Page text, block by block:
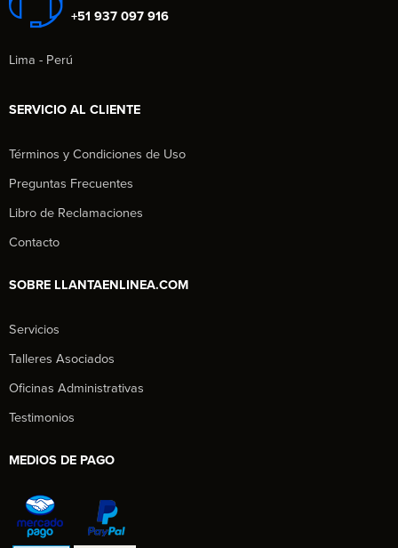
+51 937 097 916
Lima - Perú
SERVICIO AL CLIENTE
Términos y Condiciones de Uso
Preguntas Frecuentes
Libro de Reclamaciones
Contacto
SOBRE LLANTAENLINEA.COM
Servicios
Talleres Asociados
Oficinas Administrativas
Testimonios
MEDIOS DE PAGO